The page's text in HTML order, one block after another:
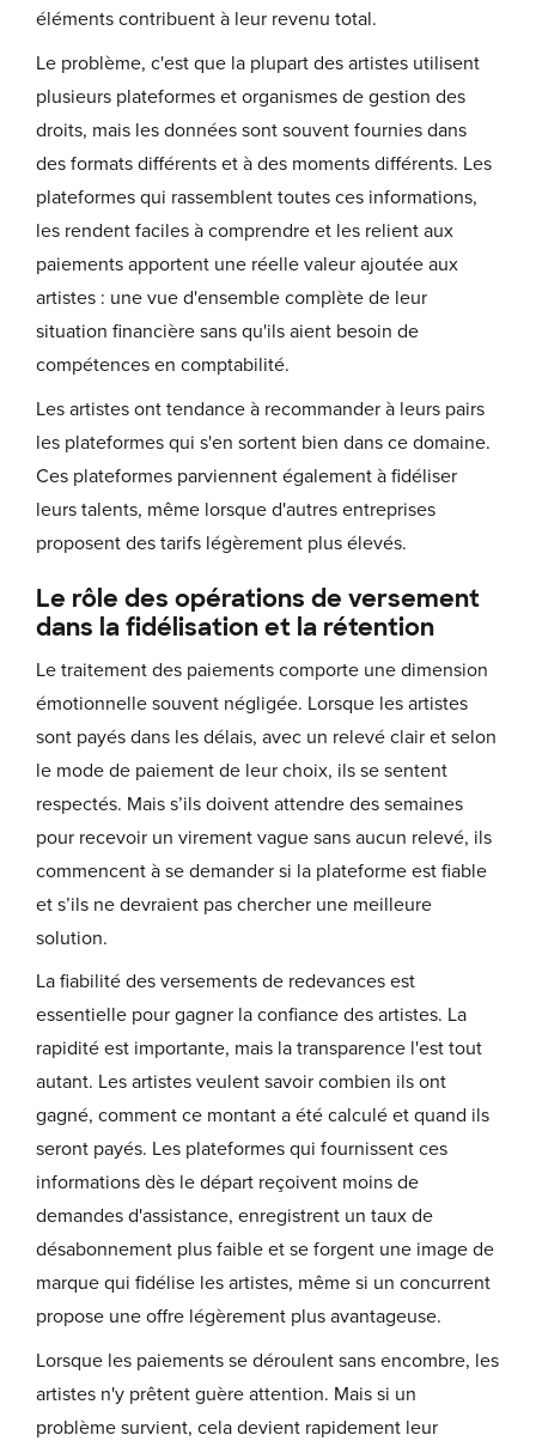
éléments contribuent à leur revenu total.
Le problème, c'est que la plupart des artistes utilisent
plusieurs plateformes et organismes de gestion des
droits, mais les données sont souvent fournies dans
des formats différents et à des moments différents. Les
plateformes qui rassemblent toutes ces informations,
les rendent faciles à comprendre et les relient aux
paiements apportent une réelle valeur ajoutée aux
artistes : une vue d'ensemble complète de leur
situation financière sans qu'ils aient besoin de
compétences en comptabilité.
Les artistes ont tendance à recommander à leurs pairs
les plateformes qui s'en sortent bien dans ce domaine.
Ces plateformes parviennent également à fidéliser
leurs talents, même lorsque d'autres entreprises
proposent des tarifs légèrement plus élevés.
Le rôle des opérations de versement
dans la fidélisation et la rétention
Le traitement des paiements comporte une dimension
émotionnelle souvent négligée. Lorsque les artistes
sont payés dans les délais, avec un relevé clair et selon
le mode de paiement de leur choix, ils se sentent
respectés. Mais s’ils doivent attendre des semaines
pour recevoir un virement vague sans aucun relevé, ils
commencent à se demander si la plateforme est fiable
et s’ils ne devraient pas chercher une meilleure
solution.
La fiabilité des versements de redevances est
essentielle pour gagner la confiance des artistes. La
rapidité est importante, mais la transparence l'est tout
autant. Les artistes veulent savoir combien ils ont
gagné, comment ce montant a été calculé et quand ils
seront payés. Les plateformes qui fournissent ces
informations dès le départ reçoivent moins de
demandes d'assistance, enregistrent un taux de
désabonnement plus faible et se forgent une image de
marque qui fidélise les artistes, même si un concurrent
propose une offre légèrement plus avantageuse.
Lorsque les paiements se déroulent sans encombre, les
artistes n'y prêtent guère attention. Mais si un
problème survient, cela devient rapidement leur